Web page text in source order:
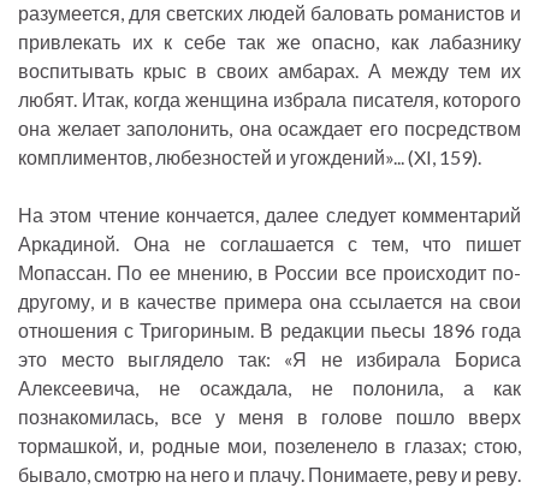
разумеется, для светских людей баловать романистов и
привлекать их к себе так же опасно, как лабазнику
воспитывать крыс в своих амбарах. А между тем их
любят. Итак, когда женщина избрала писателя, которого
она желает заполонить, она осаждает его посредством
комплиментов, любезностей и угождений»... (XI, 159).
На этом чтение кончается, далее следует комментарий
Аркадиной. Она не соглашается с тем, что пишет
Мопассан. По ее мнению, в России все происходит по-
другому, и в качестве примера она ссылается на свои
отношения с Тригориным. В редакции пьесы 1896 года
это место выглядело так: «Я не избирала Бориса
Алексеевича, не осаждала, не полонила, а как
познакомилась, все у меня в голове пошло вверх
тормашкой, и, родные мои, позеленело в глазах; стою,
бывало, смотрю на него и плачу. Понимаете, реву и реву.